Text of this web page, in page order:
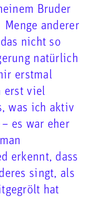
Bruder
anderer
nicht so
natürlich
erstmal
erst viel
was ich aktiv
es war eher
erkennt, dass
singt, als
hat